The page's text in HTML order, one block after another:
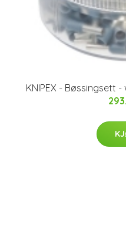
KNIPEX - Bøssingsett